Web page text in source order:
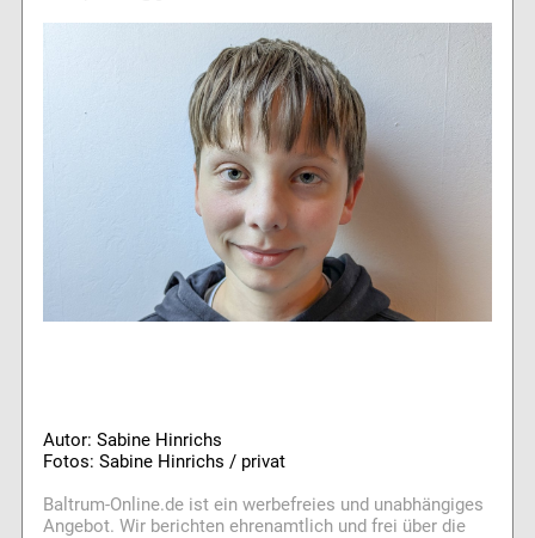
Autor: Sabine Hinrichs
Fotos: Sabine Hinrichs / privat
Baltrum-Online.de ist ein werbefreies und unabhängiges
Angebot. Wir berichten ehrenamtlich und frei über die